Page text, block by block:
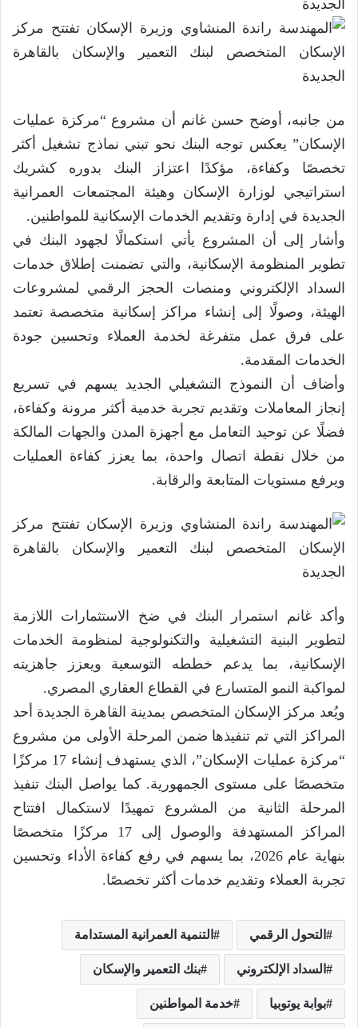
من جانبه، أوضح حسن غانم أن مشروع “مركزة عمليات
الإسكان” يعكس توجه البنك نحو تبني نماذج تشغيل أكثر
تخصصًا وكفاءة، مؤكدًا اعتزاز البنك بدوره كشريك
استراتيجي لوزارة الإسكان وهيئة المجتمعات العمرانية
الجديدة في إدارة وتقديم الخدمات الإسكانية للمواطنين.
وأشار إلى أن المشروع يأتي استكمالًا لجهود البنك في
تطوير المنظومة الإسكانية، والتي تضمنت إطلاق خدمات
السداد الإلكتروني ومنصات الحجز الرقمي لمشروعات
الهيئة، وصولًا إلى إنشاء مراكز إسكانية متخصصة تعتمد
على فرق عمل متفرغة لخدمة العملاء وتحسين جودة
الخدمات المقدمة.
وأضاف أن النموذج التشغيلي الجديد يسهم في تسريع
إنجاز المعاملات وتقديم تجربة خدمية أكثر مرونة وكفاءة،
فضلًا عن توحيد التعامل مع أجهزة المدن والجهات المالكة
من خلال نقطة اتصال واحدة، بما يعزز كفاءة العمليات
ويرفع مستويات المتابعة والرقابة.
وأكد غانم استمرار البنك في ضخ الاستثمارات اللازمة
لتطوير البنية التشغيلية والتكنولوجية لمنظومة الخدمات
الإسكانية، بما يدعم خططه التوسعية ويعزز جاهزيته
لمواكبة النمو المتسارع في القطاع العقاري المصري.
ويُعد مركز الإسكان المتخصص بمدينة القاهرة الجديدة أحد
المراكز التي تم تنفيذها ضمن المرحلة الأولى من مشروع
“مركزة عمليات الإسكان”، الذي يستهدف إنشاء 17 مركزًا
متخصصًا على مستوى الجمهورية. كما يواصل البنك تنفيذ
المرحلة الثانية من المشروع تمهيدًا لاستكمال افتتاح
المراكز المستهدفة والوصول إلى 17 مركزًا متخصصًا
بنهاية عام 2026، بما يسهم في رفع كفاءة الأداء وتحسين
تجربة العملاء وتقديم خدمات أكثر تخصصًا.
التحول الرقمي التنمية العمرانية المستدامة
السداد الإلكتروني بنك التعمير والإسكان
بوابة يوتوبيا خدمة المواطنين